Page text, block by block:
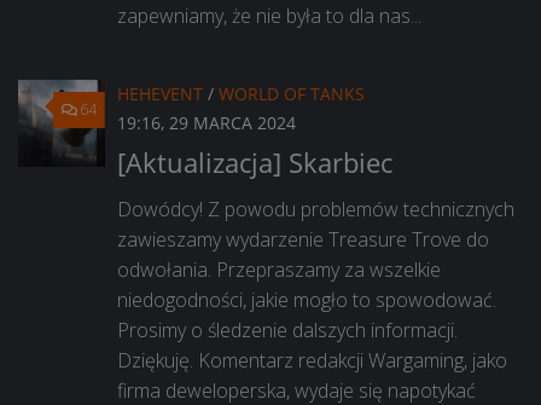
zapewniamy, że nie była to dla nas...
64
HEHEVENT / WORLD OF TANKS
19:16, 29 MARCA 2024
[Aktualizacja] Skarbiec
Dowódcy! Z powodu problemów technicznych
zawieszamy wydarzenie Treasure Trove do
odwołania. Przepraszamy za wszelkie
niedogodności, jakie mogło to spowodować.
Prosimy o śledzenie dalszych informacji.
Dziękuję. Komentarz redakcji Wargaming, jako
firma deweloperska, wydaje się napotykać